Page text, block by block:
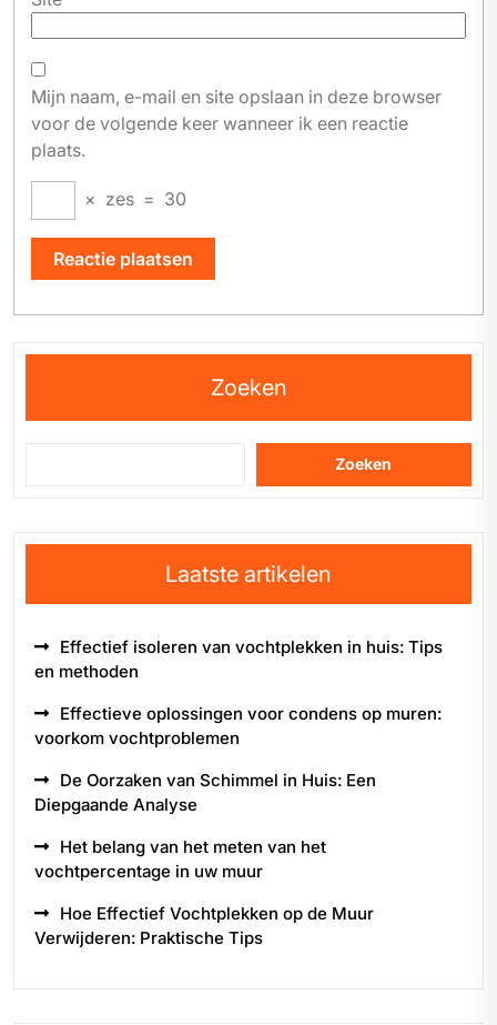
Mijn naam, e-mail en site opslaan in deze browser
voor de volgende keer wanneer ik een reactie
plaats.
× zes = 30
Zoeken
Zoeken
Laatste artikelen
Effectief isoleren van vochtplekken in huis: Tips
en methoden
Effectieve oplossingen voor condens op muren:
voorkom vochtproblemen
De Oorzaken van Schimmel in Huis: Een
Diepgaande Analyse
Het belang van het meten van het
vochtpercentage in uw muur
Hoe Effectief Vochtplekken op de Muur
Verwijderen: Praktische Tips